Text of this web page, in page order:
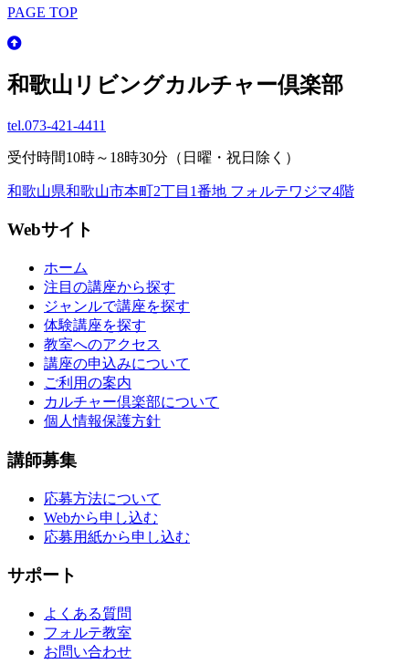
PAGE TOP
和歌山リビングカルチャー倶楽部
tel.073-421-4411
受付時間10時～18時30分（日曜・祝日除く）
和歌山県和歌山市本町2丁目1番地 フォルテワジマ4階
Webサイト
ホーム
注目の講座から探す
ジャンルで講座を探す
体験講座を探す
教室へのアクセス
講座の申込みについて
ご利用の案内
カルチャー倶楽部について
個人情報保護方針
講師募集
応募方法について
Webから申し込む
応募用紙から申し込む
サポート
よくある質問
フォルテ教室
お問い合わせ